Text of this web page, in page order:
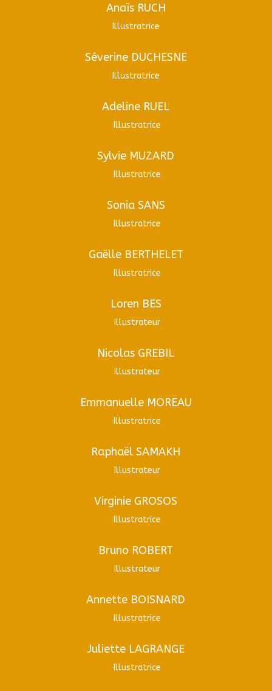
Anaïs RUCH
Illustratrice
Séverine DUCHESNE
Illustratrice
Adeline RUEL
Illustratrice
Sylvie MUZARD
Illustratrice
Sonia SANS
Illustratrice
Gaëlle BERTHELET
Illustratrice
Loren BES
Illustrateur
Nicolas GREBIL
Illustrateur
Emmanuelle MOREAU
Illustratrice
Raphaël SAMAKH
Illustrateur
Virginie GROSOS
Illustratrice
Bruno ROBERT
Illustrateur
Annette BOISNARD
Illustratrice
Juliette LAGRANGE
Illustratrice